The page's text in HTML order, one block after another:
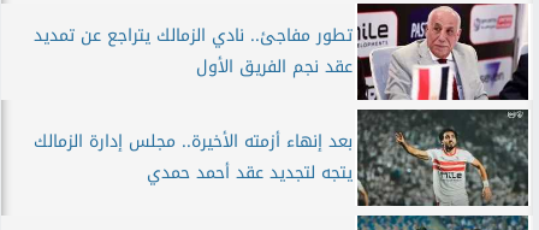
تطور مفاجئ.. نادي الزمالك يتراجع عن تمديد
عقد نجم الفريق الأول
بعد إنهاء أزمته الأخيرة.. مجلس إدارة الزمالك
يتجه لتجديد عقد أحمد حمدي